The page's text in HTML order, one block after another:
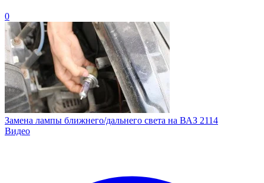
0
Замена лампы ближнего/дальнего света на ВАЗ 2114
Видео